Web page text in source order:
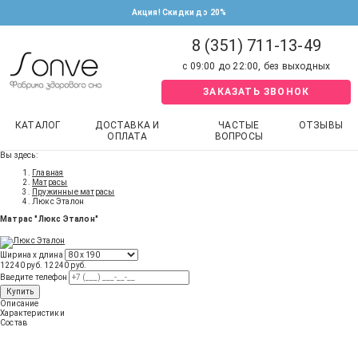
Акция! Скидки до 20%
КАТАЛОГ
ДОСТАВКА И
ОПЛАТА
ЧАСТЫЕ
ВОПРОСЫ
ОТЗЫВЫ
8 (351) 711-13-49
с 09:00 до 22:00, без выходных
ЗАКАЗАТЬ ЗВОНОК
Вы здесь:
Главная
Матрасы
Пружинные матрасы
Люкс Эталон
Матрас "Люкс Эталон"
Ширина х длина
12240 руб. 12240 руб.
Введите телефон
Купить
Описание
Характеристики
Состав